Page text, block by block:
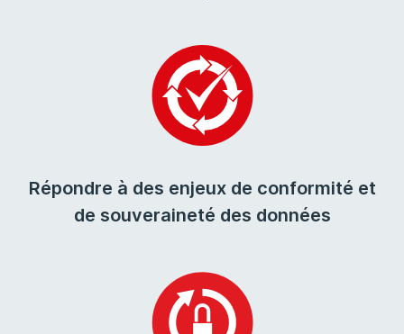
Répondre à des enjeux de conformité et
de souveraineté des données